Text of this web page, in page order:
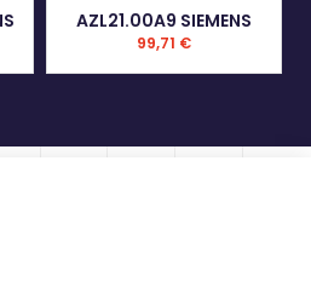
AZL21.00A9 SIEMENS
99,71 €